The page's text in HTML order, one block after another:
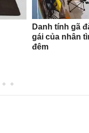
Danh tính gã
gái của nhân
đêm